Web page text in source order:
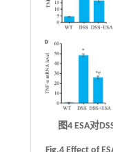
图4 ESA对